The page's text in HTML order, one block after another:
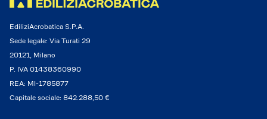
EdiliziAcrobatica S.P.A.
Sede legale: Via Turati 29
20121, Milano
P. IVA 01438360990
REA: MI-1785877
Capitale sociale: 842.288,50 €